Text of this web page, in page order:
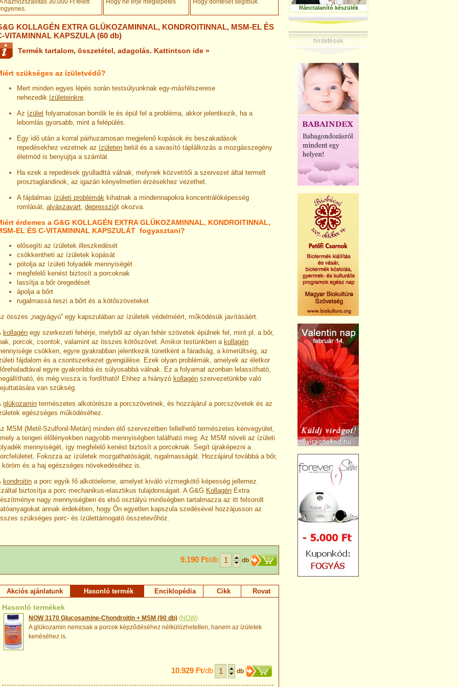
házhozszállítás 30.000 Ft felett
.
Hogy ne érje meglepetés
Hogy döntését segítsük.
KOLLAGÉN EXTRA GLÜKOZAMINNAL, KONDROITINNAL, MSM-EL ÉS
VITAMINNAL KAPSZULA (60 db)
Termék tartalom, összetétel, adagolás. Kattintson ide »
szükséges az ízületvédő?
Mert minden egyes lépés során testsúlyunknak egy-másfélszerese
nehezedik ízületeinkre
Az ízület folyamatosan bomlik le és épül fel a probléma, akkor jelentkezik, ha a
lebomlás gyorsabb, mint a felépülés.
Egy idő után a korral párhuzamosan megjelenő kopások és beszakadások
repedésekhez vezetnek az ízületen belül és a savasító táplálkozás a mozgásszegény
életmód is benyújtja a számlát
Ha ezek a repedések gyulladttá válnak, melynek közvetítői a szervezet által termelt
prosztaglandinok, az igazán kényelmetlen érzésekhez vezethet.
A fájdalmas ízületi problémák kihatnak a mindennapokra koncentrálóképesség
romlását, alvászavart depressziót okozva.
érdemes a G&G KOLLAGÉN EXTRA GLÜKOZAMINNAL, KONDROITINNAL,
EL ÉS C-VITAMINNAL KAPSZULÁT fogyasztani?
elősegíti az ízületek illeszkedését
csökkentheti az ízületek kopását
pótolja az ízületi folyadék mennyiségét
megfelelő kenést biztosít a porcoknak
lassítja a bőr öregedését
ápolja a bőrt
rugalmassá teszi a bőrt és a kötőszöveteket
összes „nagyágyú” egy kapszulában az ízületek védelméért, működésük javításáért.
kollagén egy szerkezeti fehérje, melyből az olyan fehér szövetek épülnek fel, mint pl. a bőr,
porcok, csontok, valamint az összes kötőszövet. Amikor testünkben a kollagén
csökken, egyre gyakrabban jelentkezik tünetként a fáradság, a kimerültség, az
fájdalom és a csontszerkezet gyengülése. Ezek olyan problémák, amelyek az életkor
egyre gyakoribbá és súlyosabbá válnak. Ez a folyamat azonban lelassítható,
és még vissza is fordítható! Ehhez a hiányzó kollagén szervezetünkbe való
van szükség.
glükozamin természetes alkotórésze a porcszövetnek, és hozzájárul a porcszövetek és az
egészséges működéséhez.
MSM (Metil-Szulfonil-Metán) minden élő szervezetben fellelhető természetes kénvegyület,
a tengeri élőlényekben nagyobb mennyiségben található meg. Az MSM növeli az ízületi
mennyiségét, így megfelelő kenést biztosít a porcoknak. Segít újraképezni a
Fokozza az ízületek mozgathatóságát, rugalmasságát. Hozzájárul továbbá a bőr,
köröm és a haj egészséges növekedéséhez is.
kondroitin a porc egyik fő alkotóeleme, amelyet kiváló vízmegkötő képesség jellemez.
biztosítja a porc mechanikus-elasztikus tulajdonságait. A G&G Kollagén Extra
nagy mennyiségben és első osztályú minőségben tartalmazza az itt felsorolt
annak érdekében, hogy Ön egyetlen kapszula szedésével hozzájusson az
szükséges porc- és ízülettámogató összetevőhöz.
9.190 Ft/db db
Akciós ajánlatunk Hasonló termék Enciklopédia Cikk Rovat
Hasonló termékek
NOW 3170 Glucosamine-Chondroitin + MSM (90 db) (NOW)
A glükozamin nemcsak a porcok képződéséhez nélkülözhetetlen, hanem az ízületek
kenéséhez is.
10.929 Ft/db db
Ránctalanító készülék